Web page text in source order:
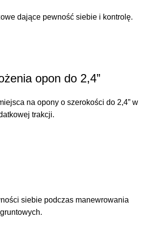
dające pewność siebie i kontrolę.
opon do 2,4”
na opony o szerokości do 2,4” w
trakcji.
siebie podczas manewrowania